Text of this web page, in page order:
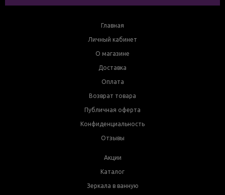
Главная
Личный кабинет
О магазине
Доставка
Оплата
Возврат товара
Публичная оферта
Конфиденциальность
Отзывы
Акции
Каталог
Зеркала в ванную